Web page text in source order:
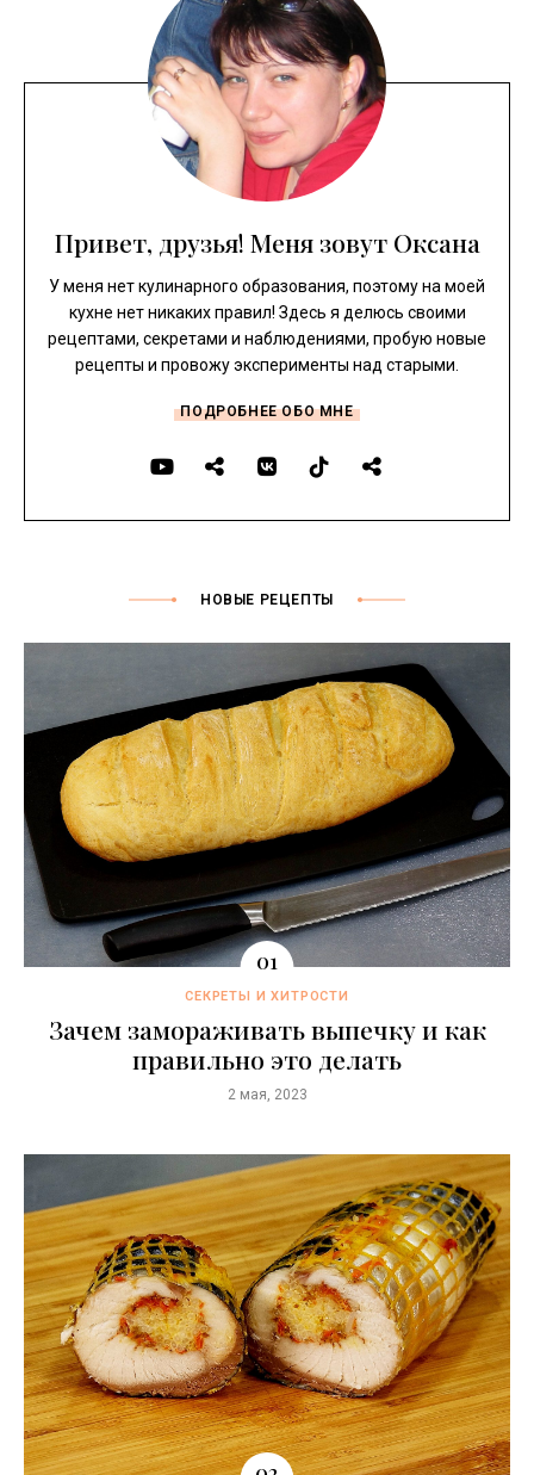
Привет, друзья! Меня зовут Оксана
У меня нет кулинарного образования, поэтому на моей
кухне нет никаких правил! Здесь я делюсь своими
рецептами, секретами и наблюдениями, пробую новые
рецепты и провожу эксперименты над старыми.
ПОДРОБНЕЕ ОБО МНЕ
НОВЫЕ РЕЦЕПТЫ
СЕКРЕТЫ И ХИТРОСТИ
Зачем замораживать выпечку и как
правильно это делать
2 мая, 2023